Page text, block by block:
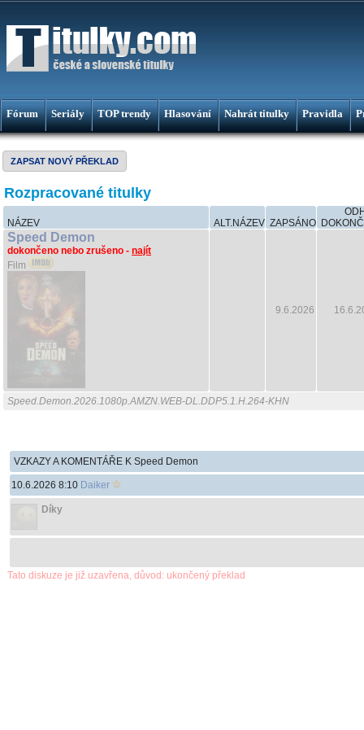
Fórum Seriály TOP trendy Hlasování Nahrát titulky Pravidla
ZAPSAT NOVÝ PŘEKLAD
Rozpracované titulky
NÁZEV ALT.NÁZEV ZAPSÁNO
Speed Demon
dokončeno nebo zrušeno - najít
Film
9.6.2026
Speed.Demon.2026.1080p.AMZN.WEB-DL.DDP5.1.H.264-KHN
VZKAZY A KOMENTÁŘE K Speed Demon
10.6.2026 8:10 Daiker
Díky
Tato diskuze je již uzavřena, důvod: ukončený překlad